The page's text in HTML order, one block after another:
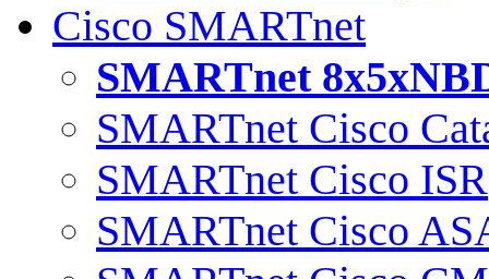
Cisco SMARTnet
SMARTnet
SMARTnet Cisco
SMARTnet Cisco ISR
SMARTnet Cisco